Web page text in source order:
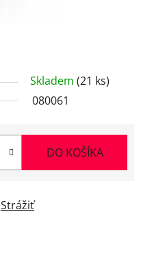
Skladem (21 ks)
080061
DO KOŠÍKA
Strážiť